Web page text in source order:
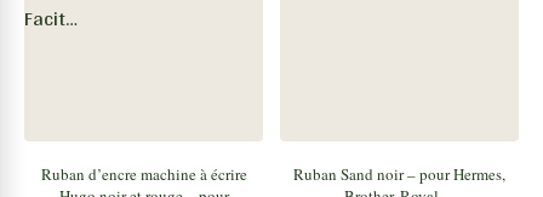
Ruban d’encre machine à écrire
Ruban Sand noir – pour Hermes,